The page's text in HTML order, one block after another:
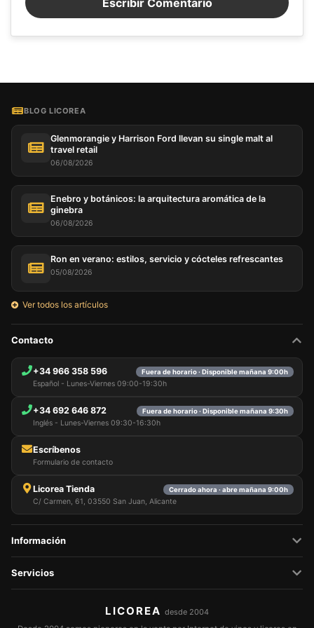
Escribir Comentario
BLOG LICOREA
Glenmorangie y Harrison Ford llevan su single malt al
travel retail
06/08/2026
Enebro y botánicos: la arquitectura aromática de la
ginebra
06/08/2026
Ron en verano: estilos, servicio y cócteles refrescantes
05/08/2026
Ver todos los artículos
Contacto
+34 966 358 596 Fuera de horario · Disponible mañana 9:00h
Español - Lunes-Viernes 09:00-19:30h
+34 692 646 872 Fuera de horario · Disponible mañana 9:30h
Inglés - Lunes-Viernes 09:30-16:30h
Escríbenos
Formulario de contacto
Licorea Tienda Cerrado ahora · abre mañana 9:00h
C/ Carmen, 61, 03550 San Juan, Alicante
Información
Servicios
LICOREA desde 2004
Puede personalizar su elección y seleccionar las
cookies que nos permite utilizar en su sesión.